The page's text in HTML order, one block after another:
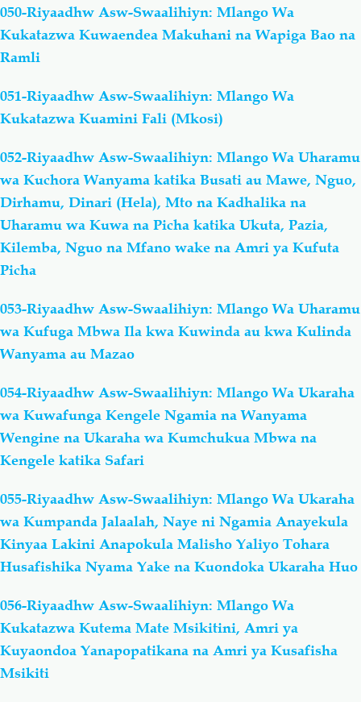
050-Riyaadhw Asw-Swaalihiyn: Mlango Wa
Kukatazwa Kuwaendea Makuhani na Wapiga Bao na
Ramli
051-Riyaadhw Asw-Swaalihiyn: Mlango Wa
Kukatazwa Kuamini Fali (Mkosi)
052-Riyaadhw Asw-Swaalihiyn: Mlango Wa Uharamu
wa Kuchora Wanyama katika Busati au Mawe, Nguo,
Dirhamu, Dinari (Hela), Mto na Kadhalika na
Uharamu wa Kuwa na Picha katika Ukuta, Pazia,
Kilemba, Nguo na Mfano wake na Amri ya Kufuta
Picha
053-Riyaadhw Asw-Swaalihiyn: Mlango Wa Uharamu
wa Kufuga Mbwa Ila kwa Kuwinda au kwa Kulinda
Wanyama au Mazao
054-Riyaadhw Asw-Swaalihiyn: Mlango Wa Ukaraha
wa Kuwafunga Kengele Ngamia na Wanyama
Wengine na Ukaraha wa Kumchukua Mbwa na
Kengele katika Safari
055-Riyaadhw Asw-Swaalihiyn: Mlango Wa Ukaraha
wa Kumpanda Jalaalah, Naye ni Ngamia Anayekula
Kinyaa Lakini Anapokula Malisho Yaliyo Tohara
Husafishika Nyama Yake na Kuondoka Ukaraha Huo
056-Riyaadhw Asw-Swaalihiyn: Mlango Wa
Kukatazwa Kutema Mate Msikitini, Amri ya
Kuyaondoa Yanapopatikana na Amri ya Kusafisha
Msikiti